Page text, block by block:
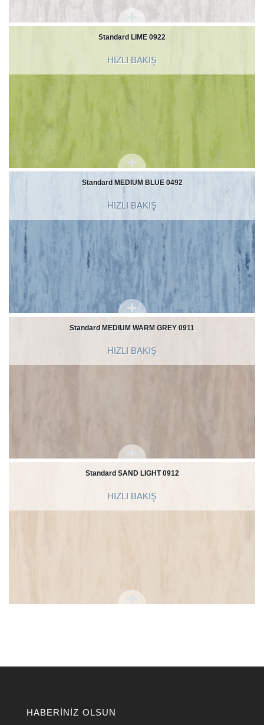
Standard LIME 0922
HIZLI BAKIŞ
Standard MEDIUM BLUE 0492
HIZLI BAKIŞ
Standard MEDIUM WARM GREY 0911
HIZLI BAKIŞ
Standard SAND LIGHT 0912
HIZLI BAKIŞ
HABERINIZ OLSUN